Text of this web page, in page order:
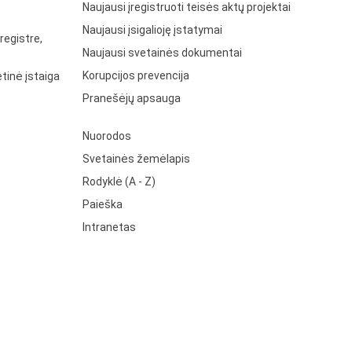
įstaiga
Naujausi įregistruoti teisės aktų projektai
Naujausi įsigalioję įstatymai
Naujausi svetainės dokumentai
Korupcijos prevencija
Pranešėjų apsauga
Nuorodos
Svetainės žemėlapis
Rodyklė (A - Z)
Paieška
Intranetas